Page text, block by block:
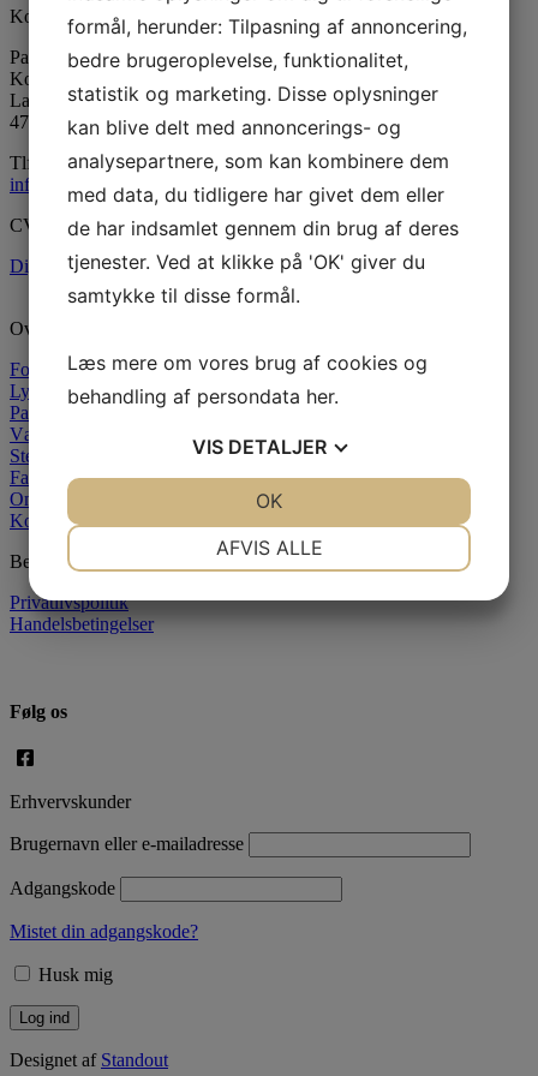
Kontaktinformation
Paraffinhuset A/S
Kontor: Orevej 211
Lager: Tandhjulet 5
4760 Vordingborg
Tlf:
55 34 05 05
info@paraffinhuset.dk
CVR: 37290505
Digital fortrydelsesformular
Oversigt
Forside
Lysstøbning
Paraffin
Væger
Stearin
Farver
Om os
Kontakt
Betaling
Privatlivspolitik
Handelsbetingelser
Følg os
Erhvervskunder
Brugernavn eller e-mailadresse
Adgangskode
Mistet din adgangskode?
Husk mig
Designet af Standout
formål, herunder: Tilpasning af annoncering,
bedre brugeroplevelse, funktionalitet,
statistik og marketing. Disse oplysninger
kan blive delt med annoncerings- og
analysepartnere, som kan kombinere dem
med data, du tidligere har givet dem eller
de har indsamlet gennem din brug af deres
tjenester. Ved at klikke på 'OK' giver du
samtykke til disse formål.
Læs mere om vores brug af cookies og
behandling af persondata her.
VIS DETALJER
MARKETING
AFVIS ALLE
OK